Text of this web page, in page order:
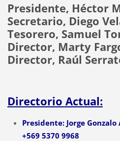
Presidente, Héctor
Secretario, Diego
Tesorero, Samuel
Director, Marty
Director, Raúl
Directorio Actual:
Presidente: Jorge
+569 5370 9968